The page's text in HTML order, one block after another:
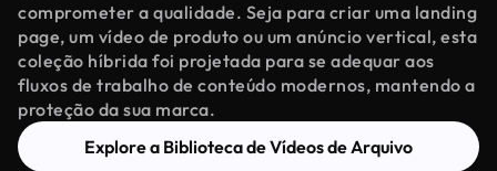
comprometer a qualidade. Seja para criar uma landing
page, um vídeo de produto ou um anúncio vertical, esta
coleção híbrida foi projetada para se adequar aos
fluxos de trabalho de conteúdo modernos, mantendo a
proteção da sua marca.
Explore a Biblioteca de Vídeos de Arquivo